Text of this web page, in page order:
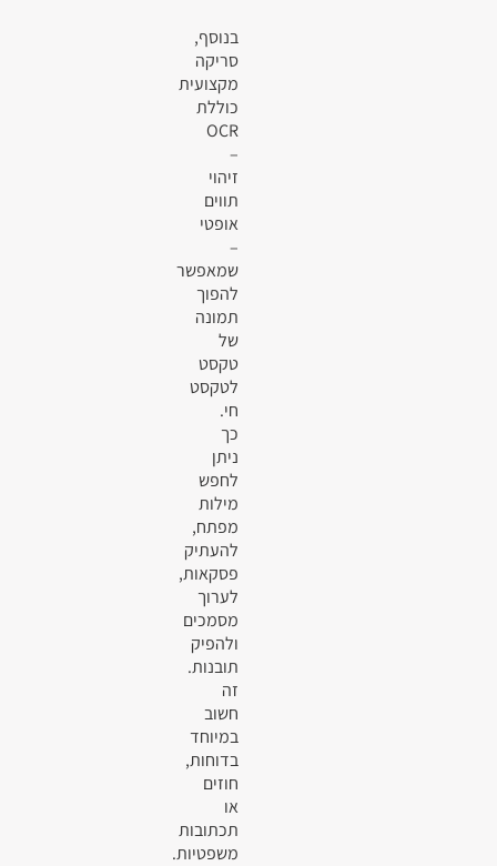
בנוסף,
סריקה
מקצועית
כוללת
OCR
–
זיהוי
תווים
אופטי
–
שמאפשר
להפוך
תמונה
של
טקסט
לטקסט
חי.
כך
ניתן
לחפש
מילות
מפתח,
להעתיק
פסקאות,
לערוך
מסמכים
ולהפיק
תובנות.
זה
חשוב
במיוחד
בדוחות,
חוזים
או
תכתובות
משפטיות.